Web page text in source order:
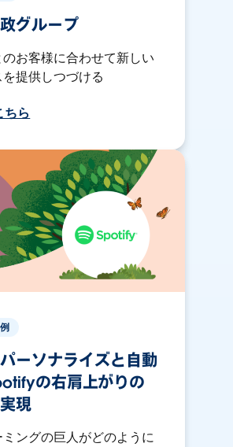
グループ
お客様に合わせて新しい
提供しつづける
ちら
ーソナライズと自動
の右肩上がりの
現
ングの巨人がどのように